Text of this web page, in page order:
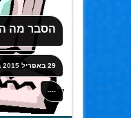
הסבר מה
29 באפריל 2015
----